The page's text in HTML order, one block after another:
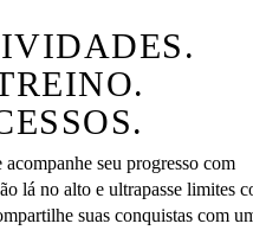
seu progresso com
lá no alto e ultrapasse limites
suas conquistas com